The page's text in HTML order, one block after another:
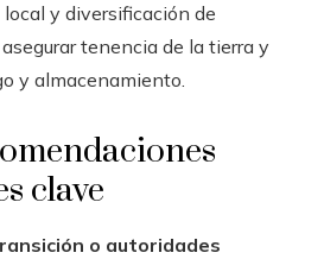
y diversificación de
tenencia de la tierra y
y almacenamiento.
clave
o autoridades